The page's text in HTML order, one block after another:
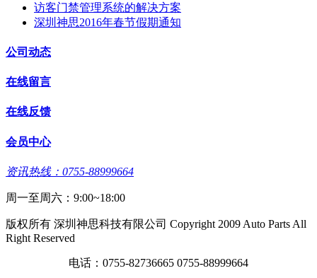
访客门禁管理系统的解决方案
深圳神思2016年春节假期通知
公司动态
在线留言
在线反馈
会员中心
资讯热线：0755-88999664
周一至周六：9:00~18:00
版权所有 深圳神思科技有限公司 Copyright 2009 Auto Parts All
Right Reserved
电话：0755-82736665 0755-88999664